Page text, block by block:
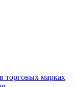
торговых марках